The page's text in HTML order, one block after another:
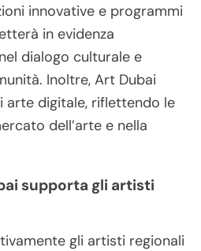
innovative e programmi
in evidenza
dialogo culturale e
Inoltre, Art Dubai
arte digitale, riflettendo le
dell’arte e nella
supporta gli artisti
gli artisti regionali